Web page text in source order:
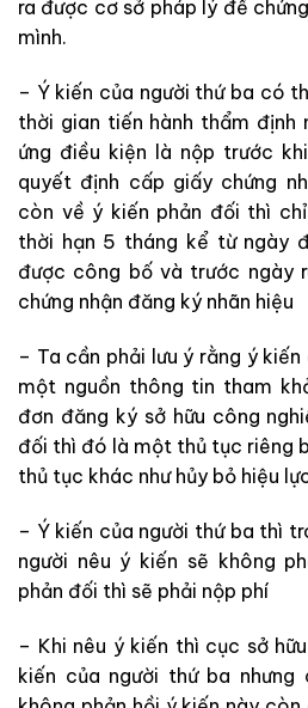
ra được cơ sở pháp lý để
mình.
– Ý kiến của người thứ ba có
thời gian tiến hành thẩm định
ứng điều kiện là nộp trước
quyết định cấp giấy chứng
còn về ý kiến phản đối thì
thời hạn 5 tháng kể từ ngày
được công bố và trước ngày
chứng nhận đăng ký nhãn hiệu
– Ta cần phải lưu ý rằng ý
một nguồn thông tin tham
đơn đăng ký sở hữu công
đối thì đó là một thủ tục riêng
thủ tục khác như hủy bỏ hiệu
– Ý kiến của người thứ ba thì
người nêu ý kiến sẽ không
phản đối thì sẽ phải nộp phí
– Khi nêu ý kiến thì cục sở
kiến của người thứ ba